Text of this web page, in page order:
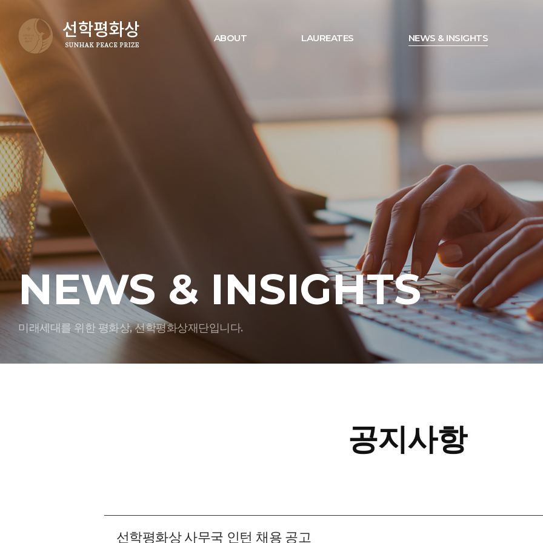
ABOUT LAUREATES NEWS & INSIGHTS
NEWS & INSIGHTS
미래세대를 위한 평화상, 선학평화상재단입니다.
공지사항
선학평화상 사무국 인턴 채용 공고